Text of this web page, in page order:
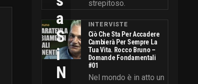
strepitoso.
INTERVISTE
Ciò Che Sta Per Accadere
Cambierà Per Sempre La
Tua Vita. Rocco Bruno –
Domande Fondamentali
#01
Nel mondo è in atto un
A
S
I
N